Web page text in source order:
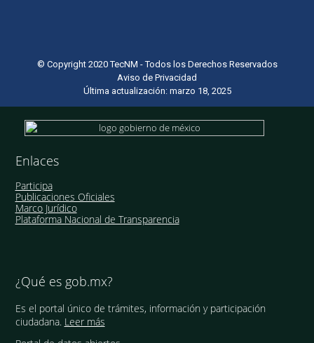
© Copyright 2020 TecNM - Todos los Derechos Reservados
Aviso de Privacidad
Última actualización: marzo 18, 2025
Enlaces
Participa
Publicaciones Oficiales
Marco Jurídico
Plataforma Nacional de Transparencia
¿Qué es gob.mx?
Es el portal único de trámites, información y participación
ciudadana. Leer más